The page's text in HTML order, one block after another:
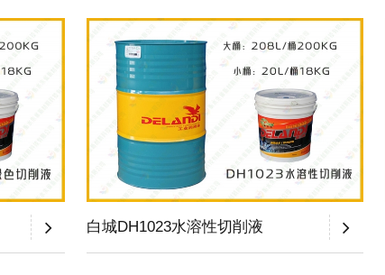
白城DH1023水溶性切削液